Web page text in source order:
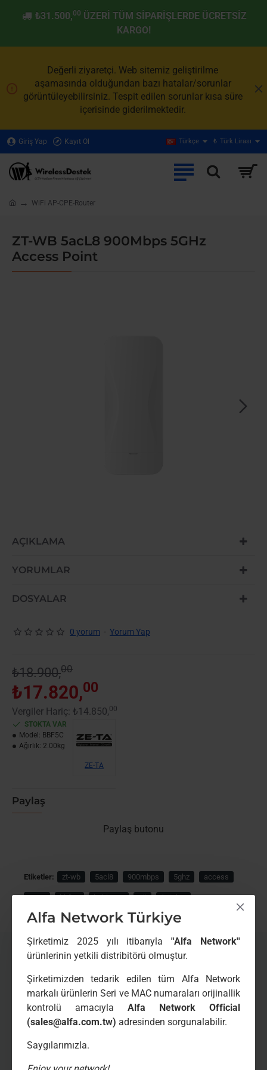
₺31.500,00 ÜZERI TÜM SIPARIŞLERDE ÜCRETSIZ
KARGO!
Alfa Network Türkiye
Şirketimiz 2025 yılı itibarıyla''Alfa Network''
ürünlerinin yetkili distribitörü olmuştur.
Şirketimizden tedarik edilen tüm Alfa Network
markalı ürünlerin Seri ve MAC numaraları orijinallik
kontrolü amacıyla Alfa Network Official
(sales@alfa.com.tw) adresinden sorgunalabilir.
Saygılarımızla.
Değerli ziyaretçi. Web sitemiz geliştirilme
aşamasında olduğundan bazı hatalar/sorunlar
görüntüleyebilirsiniz. Tespit edilen sorunlar kısa süre
içerisinde giderilmektedir.
Giriş Yap Kayıt Ol Türkçe ₺ Türk Lirası
ZT-WB 5acL8 900Mbps 5GHz
Access Point
WiFi AP-CPE-Router
-6%
AÇIKLAMA
YORUMLAR
DOSYALAR
0 yorum - Yorum Yap
₺17.820,00
₺18.900,00
Vergiler Hariç: ₺14.850,00
STOKTA VAR
Model: BBF5C
Ağırlık: 2.00kg
ZE-TA
Paylaş
Paylaş butonu
Etiketler: zt-wb 5acl8 900mbps 5ghz access
point bbf5c kablosuz ağ ürünleri
BENZER ÜRÜNLER BIRLIKTE SATIN ALINANLAR